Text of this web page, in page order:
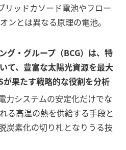
リッドカソード電池やフロー
ンとは異なる原理の電池。
グ・グループ（BCG）は、特
て、豊富な太陽光資源を最大
が果たす戦略的な役割を分析
力システムの安定化だけでな
る高温の熱を供給する手段と
炭素化の切り札となりうる技